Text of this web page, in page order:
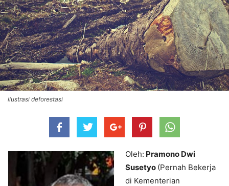
ilustrasi deforestasi
Oleh: Pramono Dwi
Susetyo (Pernah Bekerja
di Kementerian